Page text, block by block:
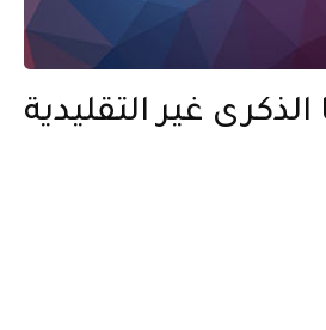
الذكرى غير التقليدية